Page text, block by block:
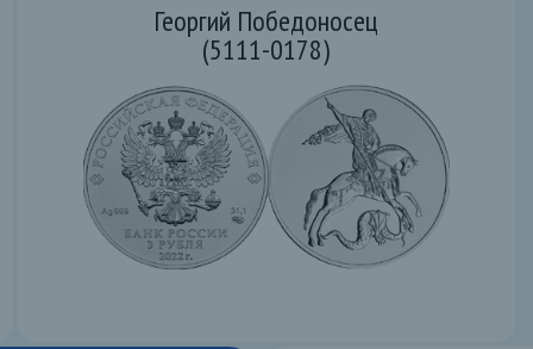
Георгий Победоносец
(5111-0178)